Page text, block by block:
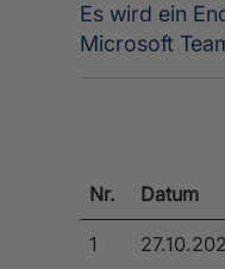
Es wird ein
Microsoft
Nr. Datum
1